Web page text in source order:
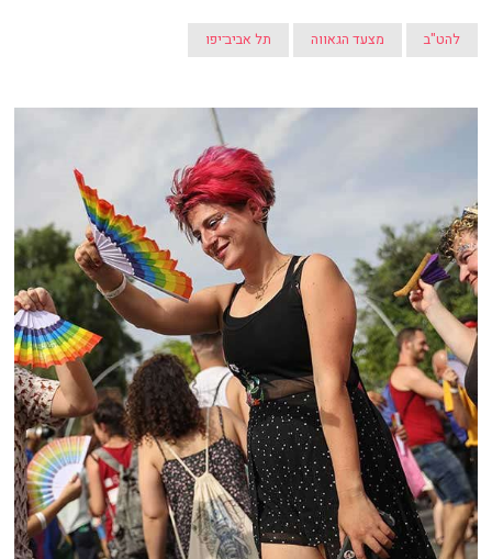
להט"ב מצעד הגאווה תל אביב־יפו